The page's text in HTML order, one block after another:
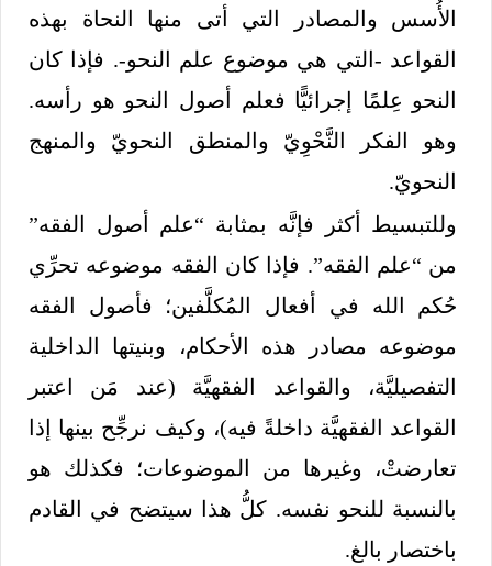
الأُسس والمصادر التي أتى منها النحاة بهذه
القواعد -التي هي موضوع علم النحو-. فإذا كان
النحو عِلمًا إجرائيًّا فعلم أصول النحو هو رأسه.
وهو الفكر النَّحْوِيّ والمنطق النحويّ والمنهج
النحويّ.
وللتبسيط أكثر فإنَّه بمثابة “علم أصول الفقه”
من “علم الفقه”. فإذا كان الفقه موضوعه تحرِّي
حُكم الله في أفعال المُكلَّفين؛ فأصول الفقه
موضوعه مصادر هذه الأحكام، وبنيتها الداخلية
التفصيليَّة، والقواعد الفقهيَّة (عند مَن اعتبر
القواعد الفقهيَّة داخلةً فيه)، وكيف نرجِّح بينها إذا
تعارضتْ، وغيرها من الموضوعات؛ فكذلك هو
بالنسبة للنحو نفسه. كلُّ هذا سيتضح في القادم
باختصار بالغ.